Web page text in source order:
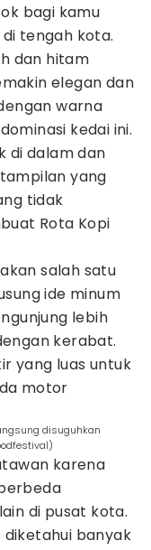
bagi kamu
tengah kota.
dan hitam
elegan dan
warna
kedai ini.
di dalam dan
yang
tidak
Rota Kopi
salah satu
ide minum
lebih
kerabat.
yang luas untuk
motor
disuguhkan
karena
di pusat kota.
diketahui banyak